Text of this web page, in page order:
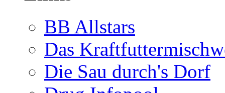
BB Allstars
Das
Die Sau durch's Dorf